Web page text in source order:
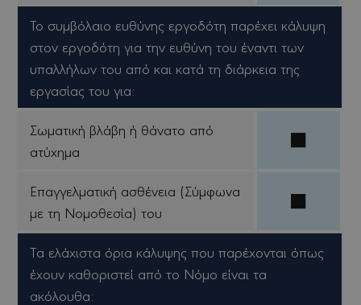
Το συμβόλαιο ευθύνης εργοδότη παρέχει κάλυψη
στον εργοδότη για την ευθύνη του έναντι των
υπαλλήλων του από και κατά τη διάρκεια της
εργασίας του για:
Σωματική βλάβη ή θάνατο από
ατύχημα
Επαγγελματική ασθένεια (Σύμφωνα
με τη Νομοθεσία) του
Tα ελάχιστα όρια κάλυψης που παρέχονται όπως
έχουν καθοριστεί από το Νόμο είναι τα
ακόλουθα: